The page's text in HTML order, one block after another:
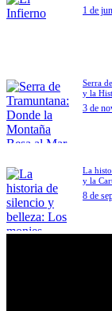
1 de
Serra
y la
3 de
La
y la
8 de